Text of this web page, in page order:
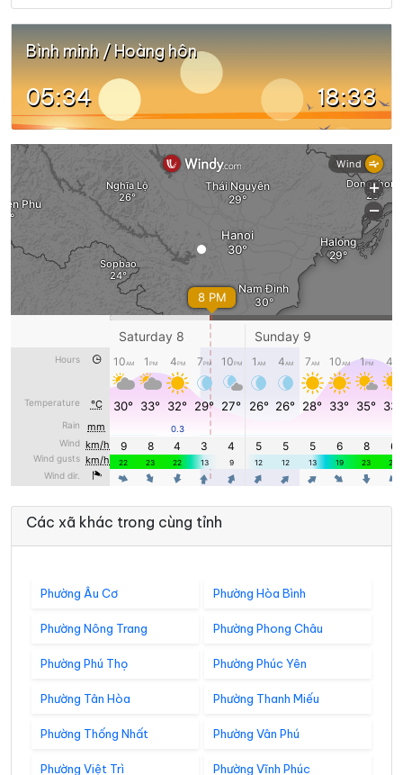
Bình minh / Hoàng hôn
05:34 18:33
Các xã khác trong cùng tỉnh
Phường Âu Cơ Phường Hòa Bình
Phường Nông Trang Phường Phong Châu
Phường Phú Thọ Phường Phúc Yên
Phường Tân Hòa Phường Thanh Miếu
Phường Thống Nhất Phường Vân Phú
Phường Việt Trì Phường Vĩnh Phúc